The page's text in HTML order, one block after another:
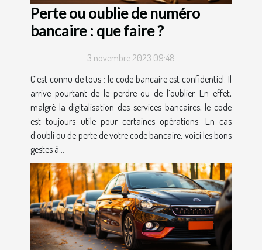
Perte ou oublie de numéro
bancaire : que faire ?
3 novembre 2023 09:48
C’est connu de tous : le code bancaire est confidentiel. Il
arrive pourtant de le perdre ou de l’oublier. En effet,
malgré la digitalisation des services bancaires, le code
est toujours utile pour certaines opérations. En cas
d’oubli ou de perte de votre code bancaire, voici les bons
gestes à...